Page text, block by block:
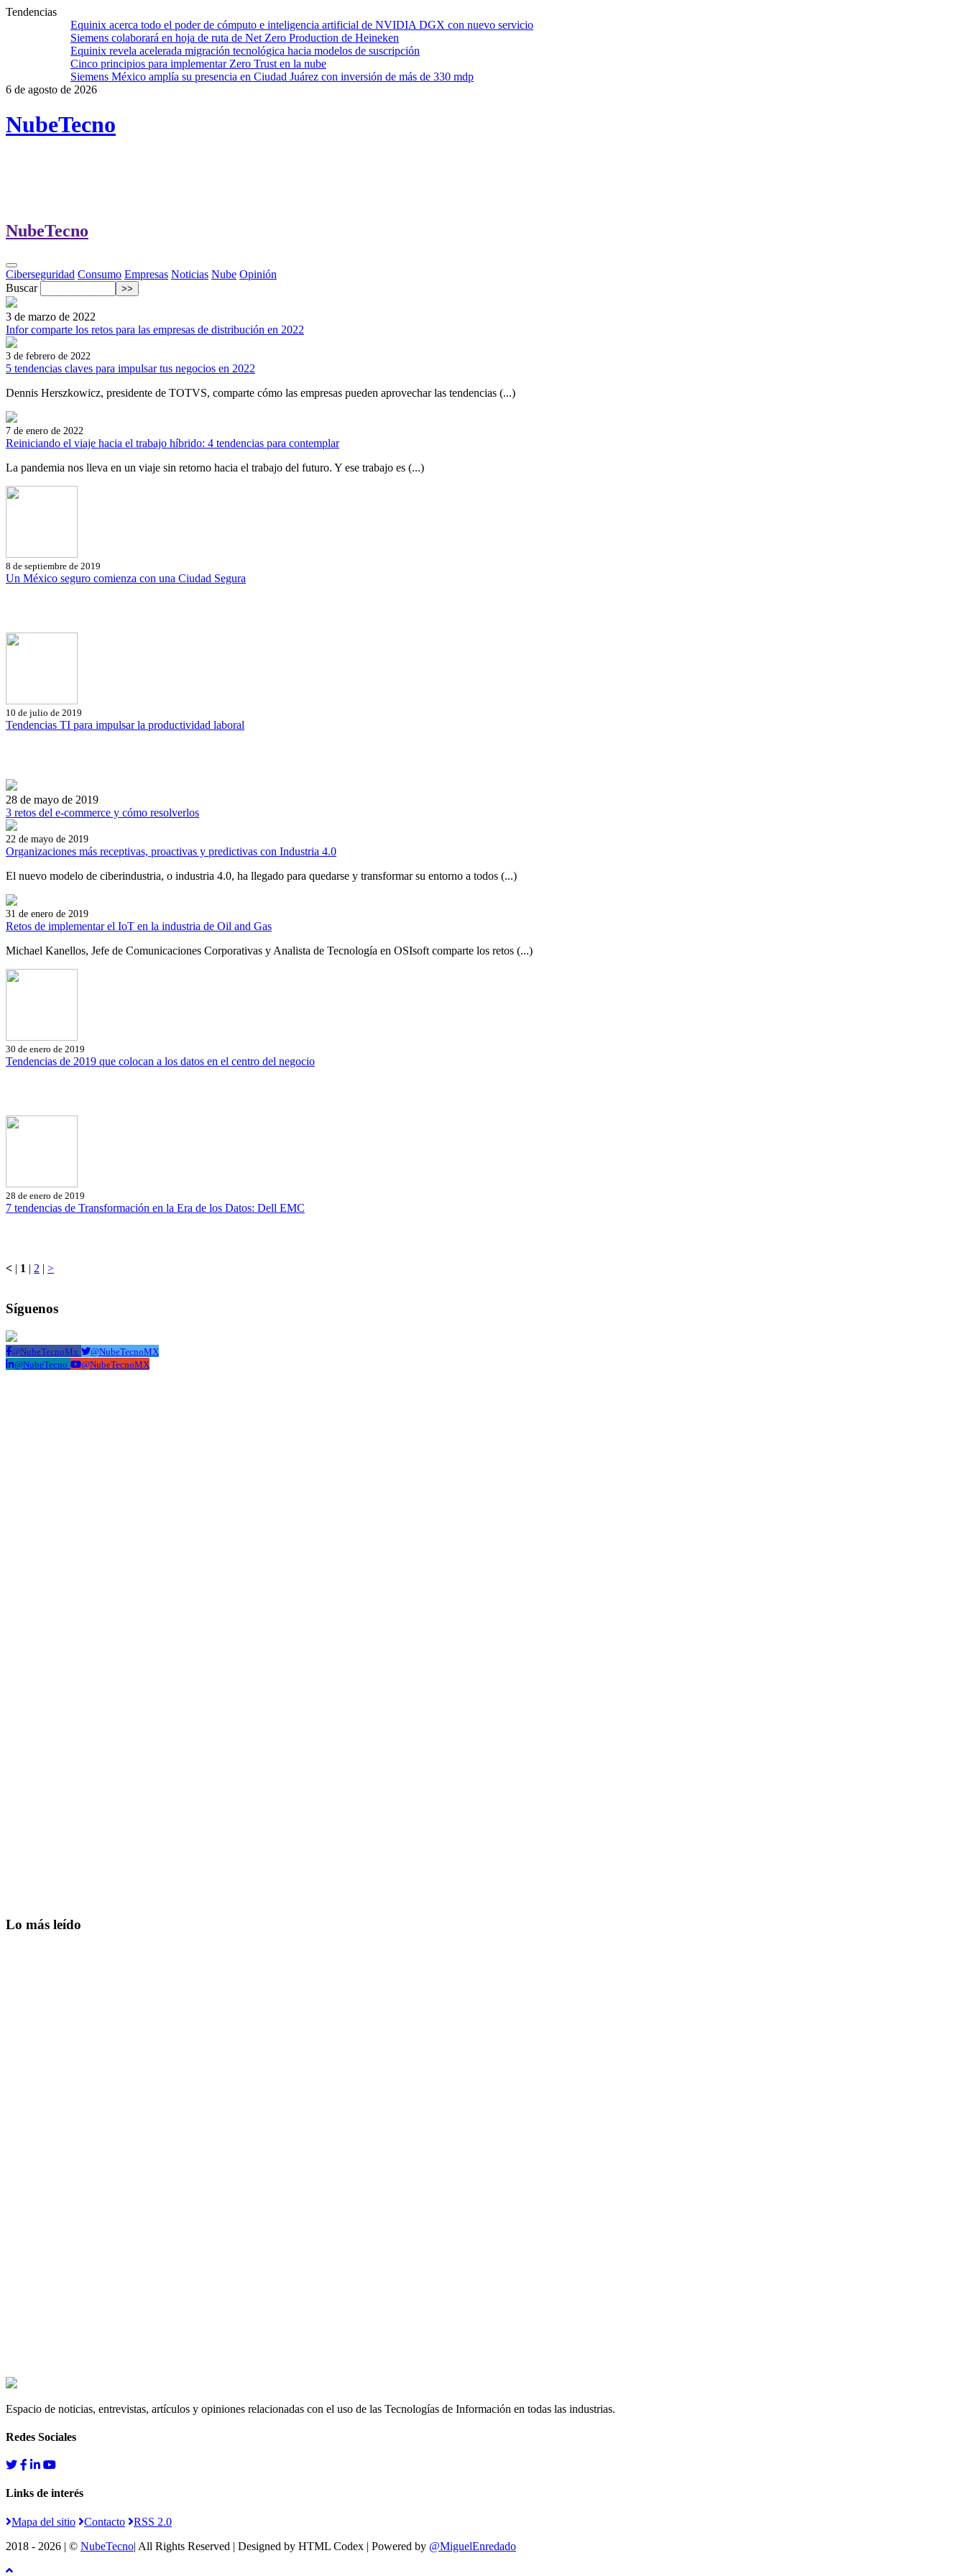
Tendencias
Equinix acerca todo el poder de cómputo e inteligencia artificial de NVIDIA DGX con nuevo servicio
Siemens colaborará en hoja de ruta de Net Zero Production de Heineken
Equinix revela acelerada migración tecnológica hacia modelos de suscripción
Cinco principios para implementar Zero Trust en la nube
Siemens México amplía su presencia en Ciudad Juárez con inversión de más de 330 mdp
6 de agosto de 2026
NubeTecno
NubeTecno
Ciberseguridad Consumo Empresas Noticias Nube Opinión
Buscar
3 de marzo de 2022
Infor comparte los retos para las empresas de distribución en 2022
3 de febrero de 2022
5 tendencias claves para impulsar tus negocios en 2022
Dennis Herszkowicz, presidente de TOTVS, comparte cómo las empresas pueden aprovechar las tendencias (...)
7 de enero de 2022
Reiniciando el viaje hacia el trabajo híbrido: 4 tendencias para contemplar
La pandemia nos lleva en un viaje sin retorno hacia el trabajo del futuro. Y ese trabajo es (...)
8 de septiembre de 2019
Un México seguro comienza con una Ciudad Segura
10 de julio de 2019
Tendencias TI para impulsar la productividad laboral
28 de mayo de 2019
3 retos del e-commerce y cómo resolverlos
22 de mayo de 2019
Organizaciones más receptivas, proactivas y predictivas con Industria 4.0
El nuevo modelo de ciberindustria, o industria 4.0, ha llegado para quedarse y transformar su entorno a todos (...)
31 de enero de 2019
Retos de implementar el IoT en la industria de Oil and Gas
Michael Kanellos, Jefe de Comunicaciones Corporativas y Analista de Tecnología en OSIsoft comparte los retos (...)
30 de enero de 2019
Tendencias de 2019 que colocan a los datos en el centro del negocio
28 de enero de 2019
7 tendencias de Transformación en la Era de los Datos: Dell EMC
< | 1 | 2 | >
Síguenos
@NubeTecnoMx
@NubeTecnoMX
@NubeTecno
@NubeTecnoMX
Lo más leído
Espacio de noticias, entrevistas, artículos y opiniones relacionadas con el uso de las Tecnologías de Información en todas las industrias.
Redes Sociales
Links de interés
Mapa del sitio Contacto
RSS 2.0
2018 - 2026 | © NubeTecno| All Rights Reserved | Designed by HTML Codex | Powered by @MiguelEnredado